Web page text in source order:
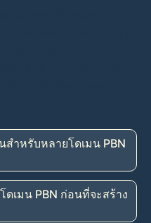
ำหรับหลายโดเมน PBN
เมน PBN ก่อนที่จะสร้าง